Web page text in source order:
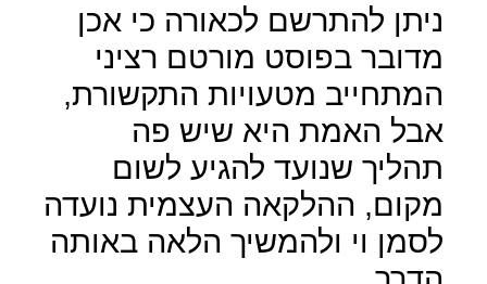
ניתן להתרשם לכאורה כי אכן
מדובר בפוסט מורטם רציני
המתחייב מטעויות התקשורת,
אבל האמת היא שיש פה
תהליך שנועד להגיע לשום
מקום, ההלקאה העצמית נועדה
לסמן וי ולהמשיך הלאה באותה